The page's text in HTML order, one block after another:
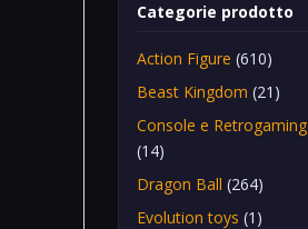
Categorie prodotto
Action Figure (610)
Beast Kingdom (21)
Console e Retrogaming
(14)
Dragon Ball (264)
Evolution toys (1)